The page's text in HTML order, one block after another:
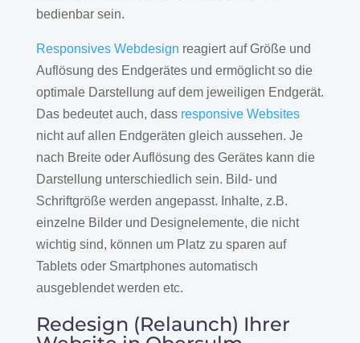
bedienbar sein.
Responsives Webdesign reagiert auf Größe und
Auflösung des Endgerätes und ermöglicht so die
optimale Darstellung auf dem jeweiligen Endgerät.
Das bedeutet auch, dass responsive Websites
nicht auf allen Endgeräten gleich aussehen. Je
nach Breite oder Auflösung des Gerätes kann die
Darstellung unterschiedlich sein. Bild- und
Schriftgröße werden angepasst. Inhalte, z.B.
einzelne Bilder und Designelemente, die nicht
wichtig sind, können um Platz zu sparen auf
Tablets oder Smartphones automatisch
ausgeblendet werden etc.
Redesign (Relaunch) Ihrer